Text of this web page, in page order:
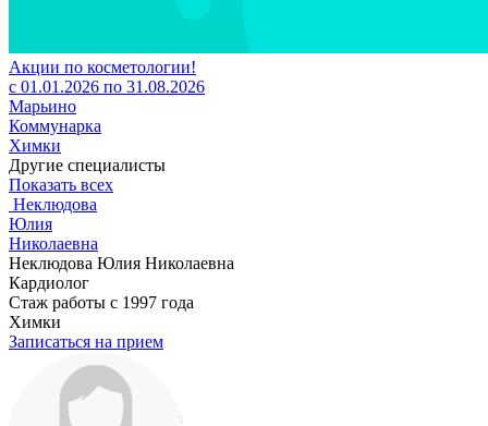
Акции по косметологии!
с 01.01.2026 по 31.08.2026
Марьино
Коммунарка
Химки
Другие специалисты
Показать всех
Неклюдова
Юлия
Николаевна
Неклюдова Юлия Николаевна
Кардиолог
Стаж работы с 1997 года
Химки
Записаться на прием